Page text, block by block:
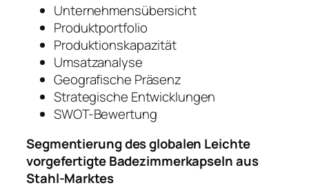
Unternehmensübersicht
Produktportfolio
Produktionskapazität
Umsatzanalyse
Geografische Präsenz
Strategische Entwicklungen
SWOT-Bewertung
Segmentierung des globalen Leichte
vorgefertigte Badezimmerkapseln aus
Stahl-Marktes